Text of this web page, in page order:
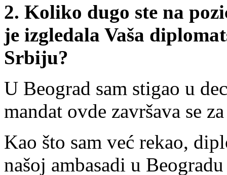
2. Koliko dugo ste na
je izgledala Vaša
Srbiju?
U Beograd sam stigao u
mandat ovde završava se
Kao što sam već rekao,
našoj ambasadi u